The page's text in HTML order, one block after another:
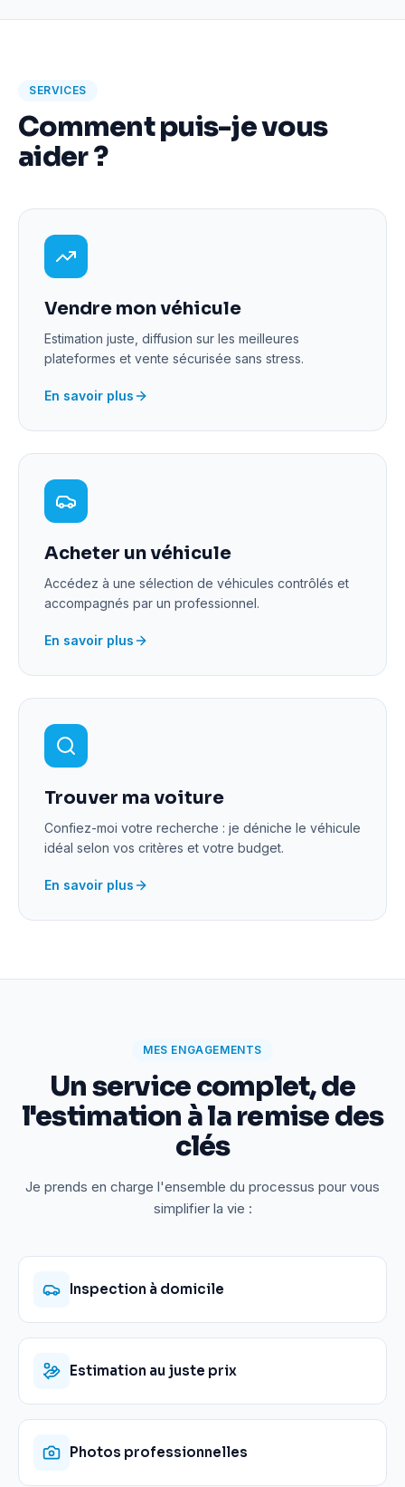
SERVICES
Comment puis-je vous
aider ?
Vendre mon véhicule
Estimation juste, diffusion sur les meilleures
plateformes et vente sécurisée sans stress.
En savoir plus
Acheter un véhicule
Accédez à une sélection de véhicules contrôlés et
accompagnés par un professionnel.
En savoir plus
Trouver ma voiture
Confiez-moi votre recherche : je déniche le véhicule
idéal selon vos critères et votre budget.
En savoir plus
MES ENGAGEMENTS
Un service complet, de
l'estimation à la remise des
clés
Je prends en charge l'ensemble du processus pour vous
simplifier la vie :
Inspection à domicile
Estimation au juste prix
Photos professionnelles